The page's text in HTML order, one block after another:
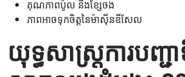
គុណភាពប៉ូល និងខ្សែចង
ភាពអាចទុកចិត្តនៃម៉ាស៊ីនឌីសែល
យុទ្ធសាស្ត្រការបញ្